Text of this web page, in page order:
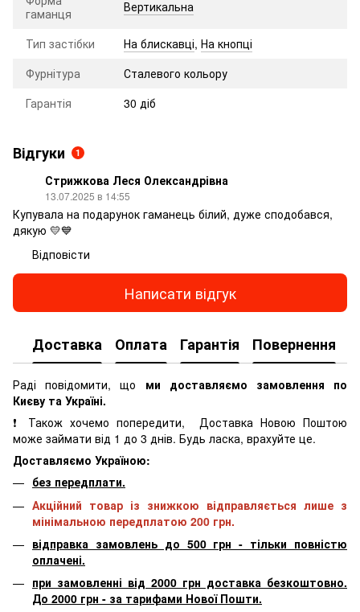
гаманця
Вертикальна
Тип застібки На блискавці, На кнопці
Фурнітура
Сталевого кольору
Гарантія
30 діб
Відгуки 1
Стрижкова Леся Олександрівна
13.07.2025 в 14:55
Купувала на подарунок гаманець білий, дуже сподобався,
дякую 💛💙
Відповісти
Написати відгук
Доставка Оплата Гарантія Повернення
Раді повідомити, що ми доставляємо замовлення по
Києву та Україні.
❗ Також хочемо попередити, Доставка Новою Поштою
може займати від 1 до 3 днів. Будь ласка, врахуйте це.
Доставляємо Україною:
без передплати.
Акційний товар із знижкою відправляється лише з
мінімальною передплатою 200 грн.
відправка замовлень до 500 грн - тільки повністю
оплачені.
при замовленні від 2000 грн доставка безкоштовно.
До 2000 грн - за тарифами Нової Пошти.